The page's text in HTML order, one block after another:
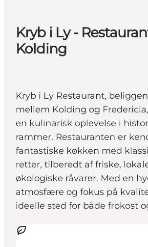
Kryb i Ly -
Kolding
Kryb i Ly Restaurant,
mellem Kolding og
en kulinarisk oplevelse i
rammer. Restauranten er
fantastiske køkken med
retter, tilberedt af friske,
økologiske råvarer. Med en
atmosfære og fokus på
ideelle sted for både frokost